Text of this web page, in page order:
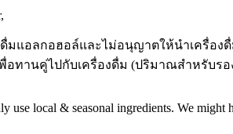
ดื่มแอลกอฮอล์และไม่อนุญาตให้นำเครื่อ
พื่อทานคู่ไปกับเครื่องดื่ม (ปริมาณสำหรับร
use local & seasonal ingredients. We